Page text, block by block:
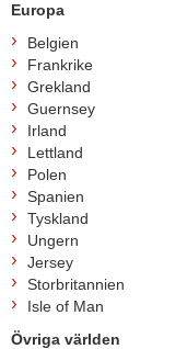
Europa
Belgien
Frankrike
Grekland
Guernsey
Irland
Lettland
Polen
Spanien
Tyskland
Ungern
Jersey
Storbritannien
Isle of Man
Övriga världen